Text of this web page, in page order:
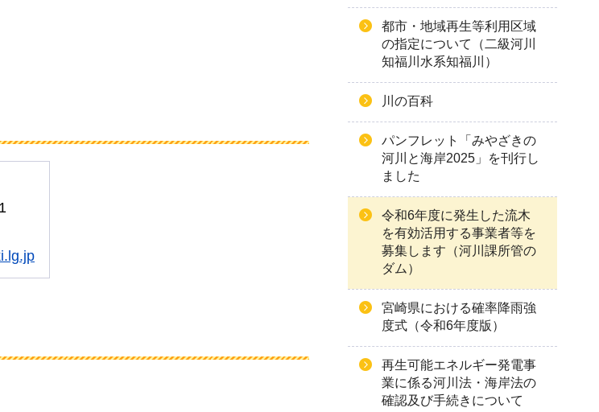
都市・地域再生等利用区域
の指定について（二級河川
知福川水系知福川）
川の百科
パンフレット「みやざきの
河川と海岸2025」を刊行し
ました
令和6年度に発生した流木
を有効活用する事業者等を
募集します（河川課所管の
ダム）
宮崎県における確率降雨強
度式（令和6年度版）
再生可能エネルギー発電事
業に係る河川法・海岸法の
確認及び手続きについて